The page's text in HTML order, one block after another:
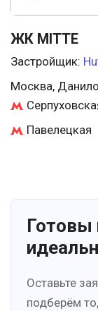
ЖК MITTE
Застройщик:
Москва,
Павелецкая
Готовы
Оставьте
подберём